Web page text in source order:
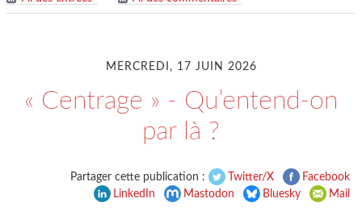
MERCREDI, 17 JUIN 2026
« Centrage » - Qu’entend-on
par là ?
Partager cette publication : Twitter/X
Facebook
LinkedIn
Mastodon Bluesky Mail